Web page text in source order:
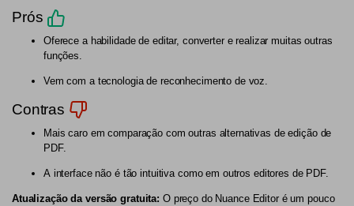
Prós
Oferece a habilidade de editar, converter e realizar muitas outras
funções.
Vem com a tecnologia de reconhecimento de voz.
Contras
Mais caro em comparação com outras alternativas de edição de
PDF.
A interface não é tão intuitiva como em outros editores de PDF.
Atualização da versão gratuita: O preço do Nuance Editor é um pouco